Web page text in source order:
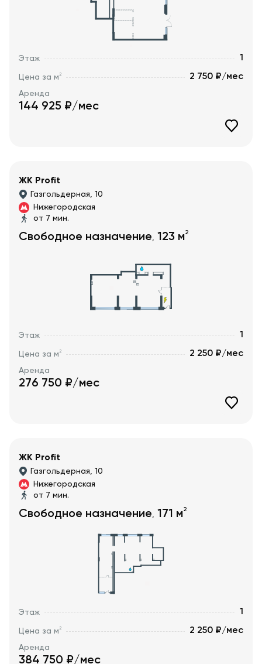
Этаж 1
Цена за м2 2 750 ₽/мес
Аренда
144 925 ₽/мес
ЖК Profit
Газгольдерная, 10
Нижегородская
от 7 мин.
Свободное назначение, 123 м2
Этаж 1
Цена за м2 2 250 ₽/мес
Аренда
276 750 ₽/мес
ЖК Profit
Газгольдерная, 10
Нижегородская
от 7 мин.
Свободное назначение 171 м2
Этаж 1
Цена за м2 2 250 ₽/мес
Аренда
384 750 ₽/мес